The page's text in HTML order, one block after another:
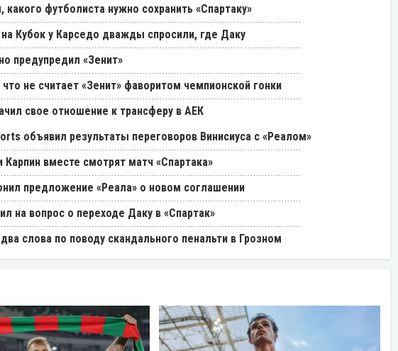
какого футболиста нужно сохранить «Спартаку»
Кубок у Карседо дважды спросили, где Даку
предупредил «Зенит»
что не считает «Зенит» фаворитом чемпионской гонки
свое отношение к трансферу в АЕК
объявил результаты переговоров Винисиуса с «Реалом»
Карпин вместе смотрят матч «Спартака»
предложение «Реала» о новом соглашении
на вопрос о переходе Даку в «Спартак»
слова по поводу скандального пенальти в Грозном